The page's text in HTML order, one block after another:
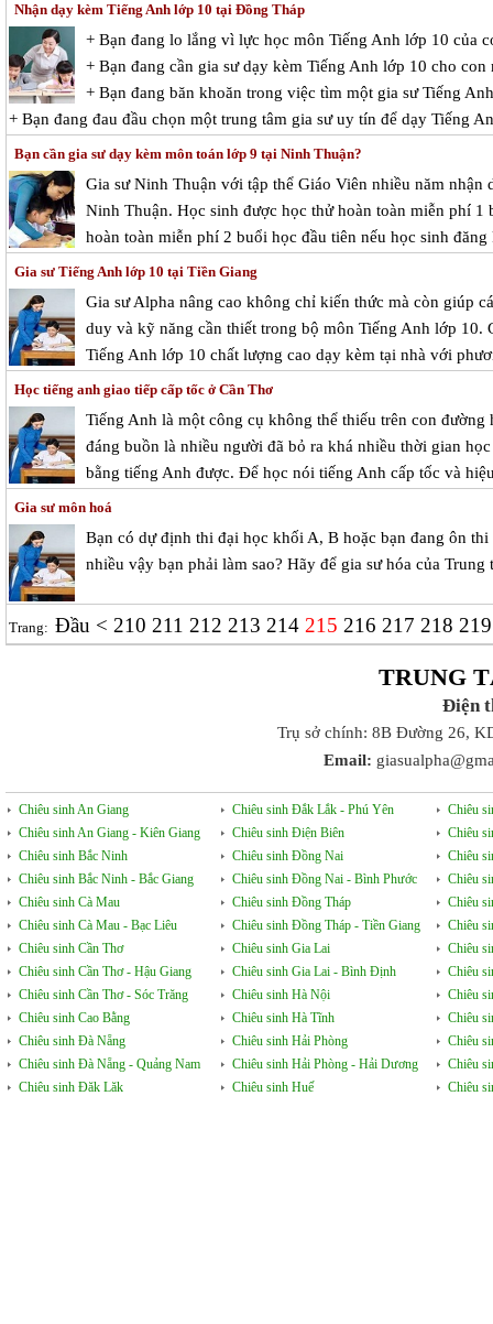
Nhận dạy kèm Tiếng Anh lớp 10 tại Đồng Tháp
+ Bạn đang lo lắng vì lực học môn Tiếng Anh lớp 10 của
+ Bạn đang cần gia sư dạy kèm Tiếng Anh lớp 10 cho con
+ Bạn đang băn khoăn trong việc tìm một gia sư Tiếng
+ Bạn đang đau đầu chọn một trung tâm gia sư uy tín để dạy Tiếng
Bạn cần gia sư dạy kèm môn toán lớp 9 tại Ninh Thuận?
Gia sư Ninh Thuận với tập thể Giáo Viên nhiều năm
Ninh Thuận. Học sinh được học thử hoàn toàn miễn phí
hoàn toàn miễn phí 2 buổi học đầu tiên nếu học sinh
Gia sư Tiếng Anh lớp 10 tại Tiền Giang
Gia sư Alpha nâng cao không chỉ kiến thức mà còn giúp
duy và kỹ năng cần thiết trong bộ môn Tiếng Anh lớp 10.
Tiếng Anh lớp 10 chất lượng cao dạy kèm tại nhà với
Học tiếng anh giao tiếp cấp tốc ở Cần Thơ
Tiếng Anh là một công cụ không thể thiếu trên con
đáng buồn là nhiều người đã bỏ ra khá nhiều thời gian
bằng tiếng Anh được. Để học nói tiếng Anh cấp tốc và
Gia sư môn hoá
Bạn có dự định thi đại học khối A, B hoặc bạn đang ôn
nhiều vậy bạn phải làm sao? Hãy để gia sư hóa của
Trang: Đầu < 210 211 212 213 214 215 216 217 218
TRUNG
Điện
Trụ sở chính: 8B Đường 26,
Email:
Chiêu sinh An Giang
Chiêu sinh An Giang - Kiên Giang
Chiêu sinh Bắc Ninh
Chiêu sinh Bắc Ninh - Bắc Giang
Chiêu sinh Cà Mau
Chiêu sinh Cà Mau - Bạc Liêu
Chiêu sinh Cần Thơ
Chiêu sinh Cần Thơ - Hậu Giang
Chiêu sinh Cần Thơ - Sóc Trăng
Chiêu sinh Cao Bằng
Chiêu sinh Đà Nẵng
Chiêu sinh Đà Nẵng - Quảng Nam
Chiêu sinh Đăk Lăk
Chiêu sinh Đắk Lắk - Phú Yên
Chiêu sinh Điện Biên
Chiêu sinh Đồng Nai
Chiêu sinh Đồng Nai - Bình Phước
Chiêu sinh Đồng Tháp
Chiêu sinh Đồng Tháp - Tiền Giang
Chiêu sinh Gia Lai
Chiêu sinh Gia Lai - Bình Định
Chiêu sinh Hà Nội
Chiêu sinh Hà Tĩnh
Chiêu sinh Hải Phòng
Chiêu sinh Hải Phòng - Hải Dương
Chiêu sinh Huế
Chiêu
Chiêu
Chiêu
Chiêu
Chiêu
Chiêu
Chiêu
Chiêu
Chiêu
Chiêu
Chiêu
Chiêu
Chiêu